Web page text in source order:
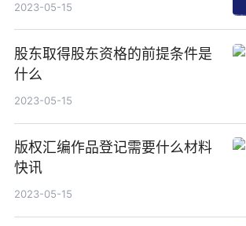
2023-05-15
股东取得股东资格的前提条件是
什么
2023-05-15
版权汇编作品登记需要什么材料
快讯
2023-05-15